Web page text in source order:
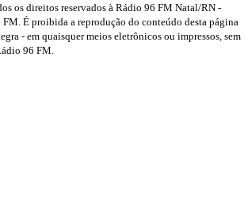
os direitos reservados à Rádio 96 FM Natal/RN -
É proibida a reprodução do conteúdo desta página
- em quaisquer meios eletrônicos ou impressos, sem
96 FM.